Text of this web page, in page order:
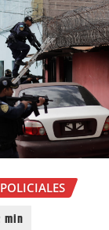
POLICIALES